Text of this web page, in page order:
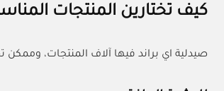
كيف تختارين المنتجات
صيدلية اي براند فيها آلاف المنتجات،